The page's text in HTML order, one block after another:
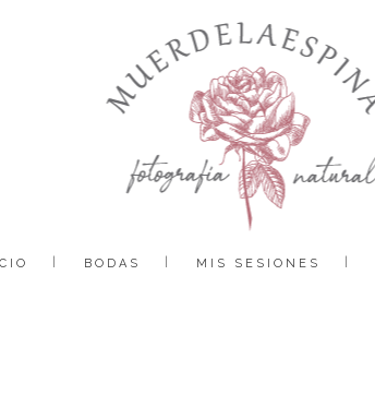
BODAS MIS SESIONES